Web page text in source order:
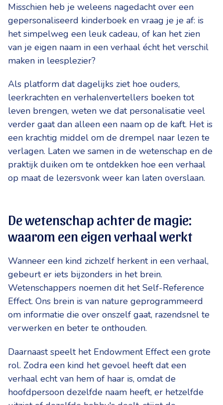
Misschien heb je weleens nagedacht over een
gepersonaliseerd kinderboek en vraag je je af: is
het simpelweg een leuk cadeau, of kan het zien
van je eigen naam in een verhaal écht het verschil
maken in leesplezier?
Als platform dat dagelijks ziet hoe ouders,
leerkrachten en verhalenvertellers boeken tot
leven brengen, weten we dat personalisatie veel
verder gaat dan alleen een naam op de kaft. Het is
een krachtig middel om de drempel naar lezen te
verlagen. Laten we samen in de wetenschap en de
praktijk duiken om te ontdekken hoe een verhaal
op maat de lezersvonk weer kan laten overslaan.
De wetenschap achter de magie:
waarom een eigen verhaal werkt
Wanneer een kind zichzelf herkent in een verhaal,
gebeurt er iets bijzonders in het brein.
Wetenschappers noemen dit het Self-Reference
Effect. Ons brein is van nature geprogrammeerd
om informatie die over onszelf gaat, razendsnel te
verwerken en beter te onthouden.
Daarnaast speelt het Endowment Effect een grote
rol. Zodra een kind het gevoel heeft dat een
verhaal echt van hem of haar is, omdat de
hoofdpersoon dezelfde naam heeft, er hetzelfde